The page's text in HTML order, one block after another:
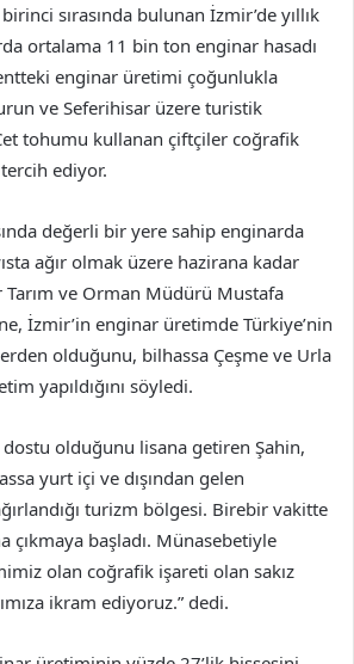
sırasında bulunan İzmir’de yıllık
ortalama 11 bin ton enginar hasadı
enginar üretimi çoğunlukla
ve Seferihisar üzere turistik
tohumu kullanan çiftçiler coğrafik
ediyor.
değerli bir yere sahip enginarda
ağır olmak üzere hazirana kadar
ve Orman Müdürü Mustafa
İzmir’in enginar üretimde Türkiye’nin
olduğunu, bilhassa Çeşme ve Urla
yapıldığını söyledi.
dostu olduğunu lisana getiren Şahin,
yurt içi ve dışından gelen
turizm bölgesi. Birebir vakitte
çıkmaya başladı. Münasebetiyle
olan coğrafik işareti olan sakız
ikram ediyoruz.” dedi.